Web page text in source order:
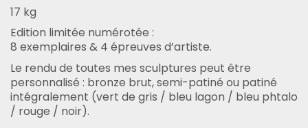
17 kg
Edition limitée numérotée :
8 exemplaires & 4 épreuves d’artiste.
Le rendu de toutes mes sculptures peut être
personnalisé : bronze brut, semi-patiné ou patiné
intégralement (vert de gris / bleu lagon / bleu phtalo
/ rouge / noir).